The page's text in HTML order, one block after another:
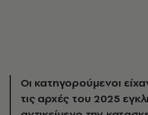
Οι κατηγορούμενοι
τις αρχές του 2025